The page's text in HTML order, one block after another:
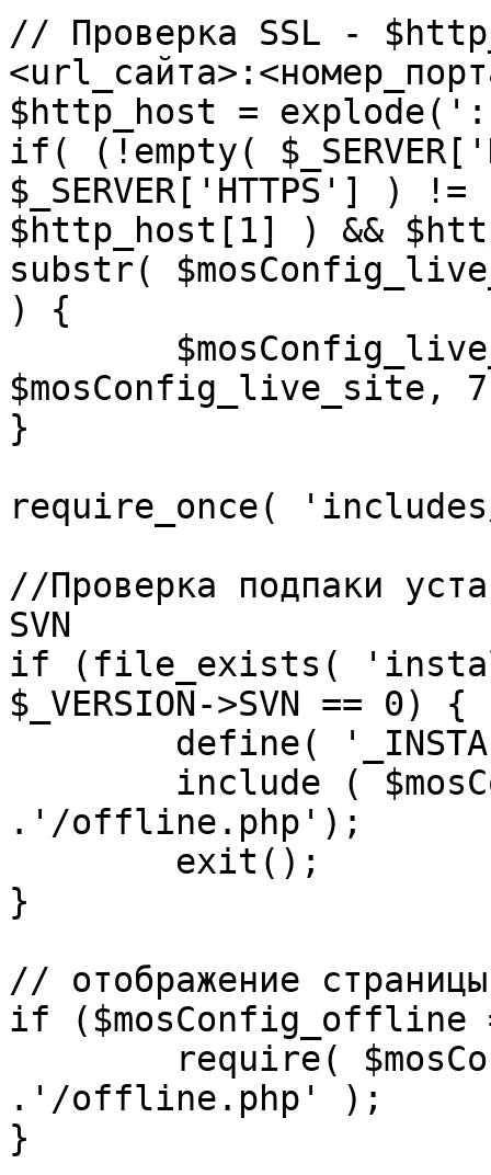
// Проверка SSL -
$http_host = explode(':',
if( (!empty(
$_SERVER['HTTPS']
$http_host[1] ) &&
substr(
) {
$mosConfig_live_site,
}
require_once(
//Проверка подпаки
SVN
if (file_exists(
$_VERSION->SVN == 0) {
.'/offline.php');
}
// отображение
if ($mosConfig_offline
.'/offline.php' );
}